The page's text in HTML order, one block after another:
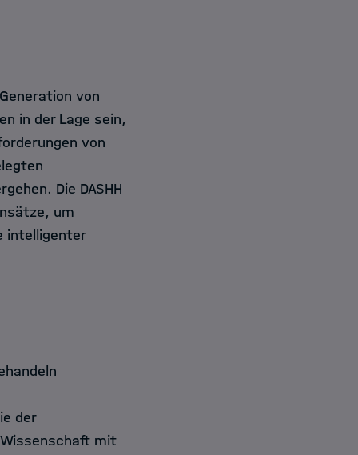
von
in der Lage sein,
von
Die DASHH
um
intelligenter
der
mit